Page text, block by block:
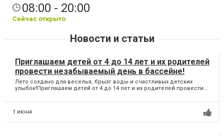
08:00 - 20:00
Сейчас открыто
Новости и статьи
Приглашаем детей от 4 до 14 лет и их родителей
провести незабываемый день в бассейне!
Лето создано для веселья, брызг воды и счастливых детских
улыбок!Приглашаем детей от 4 до 14 лет и их родителей провести...
1 июня